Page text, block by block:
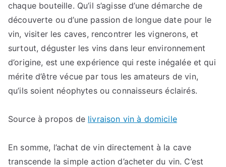
chaque bouteille. Qu’il s’agisse d’une démarche de
découverte ou d’une passion de longue date pour le
vin, visiter les caves, rencontrer les vignerons, et
surtout, déguster les vins dans leur environnement
d’origine, est une expérience qui reste inégalée et qui
mérite d’être vécue par tous les amateurs de vin,
qu’ils soient néophytes ou connaisseurs éclairés.
Source à propos de livraison vin à domicile
En somme, l’achat de vin directement à la cave
transcende la simple action d’acheter du vin. C’est